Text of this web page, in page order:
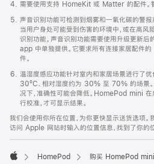
需要使用支持 HomeKit 或 Matter 的配件。
声音识别功能可检测到烟雾和一氧化碳的警报
当用户身处可能受到伤害的环境中，或在高风
识别功能。声音识别功能需要使用升级更新后
app 中单独提供。它要求所有连接家居配件
件。
温湿度感应功能针对室内和家居场景进行了
30ºC、相对湿度约为 30% 至 70% 的场景
况下，准确性可能会降低。HomePod mini
行校准，才可显示结果。
我们会使用你所在位置，为你更快显示送货选项
访问 Apple 网站时输入的位置信息，找到了你的位
HomePod 购买 HomePod mini